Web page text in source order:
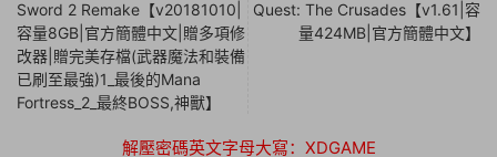
Sword 2 Remake【v20181010|
容量8GB|官方簡體中文|贈多項修
改器|贈完美存檔(武器魔法和裝備
已刷至最強)1_最後的Mana
Fortress_2_最終BOSS,神獸】
Quest: The Crusades【v1.61|容
量424MB|官方簡體中文】
解壓密碼英文字母大寫：XDGAME